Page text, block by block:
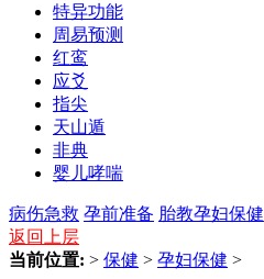
特异功能
周易预测
红鸾
应爻
指尖
天山遁
非典
婴儿哮喘
病伤急救 孕前准备 胎教孕妇保健
返回上层
当前位置: > 保健 > 孕妇保健 >